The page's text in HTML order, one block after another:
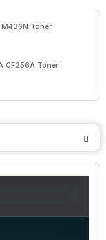
M436N Toner
CF256A Toner